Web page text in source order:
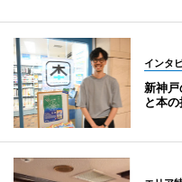
インタ
新神
と本